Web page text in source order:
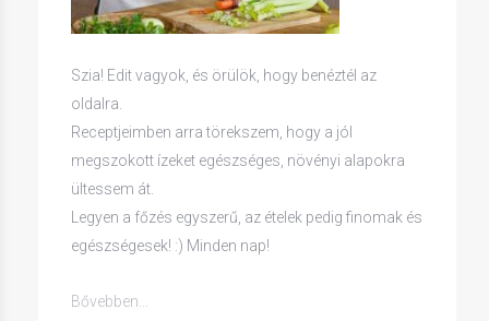
Szia! Edit vagyok, és örülök, hogy benéztél az
oldalra.
Receptjeimben arra törekszem, hogy a jól
megszokott ízeket egészséges, növényi alapokra
ültessem át.
Legyen a főzés egyszerű, az ételek pedig finomak és
egészségesek! :) Minden nap!
Bővebben...